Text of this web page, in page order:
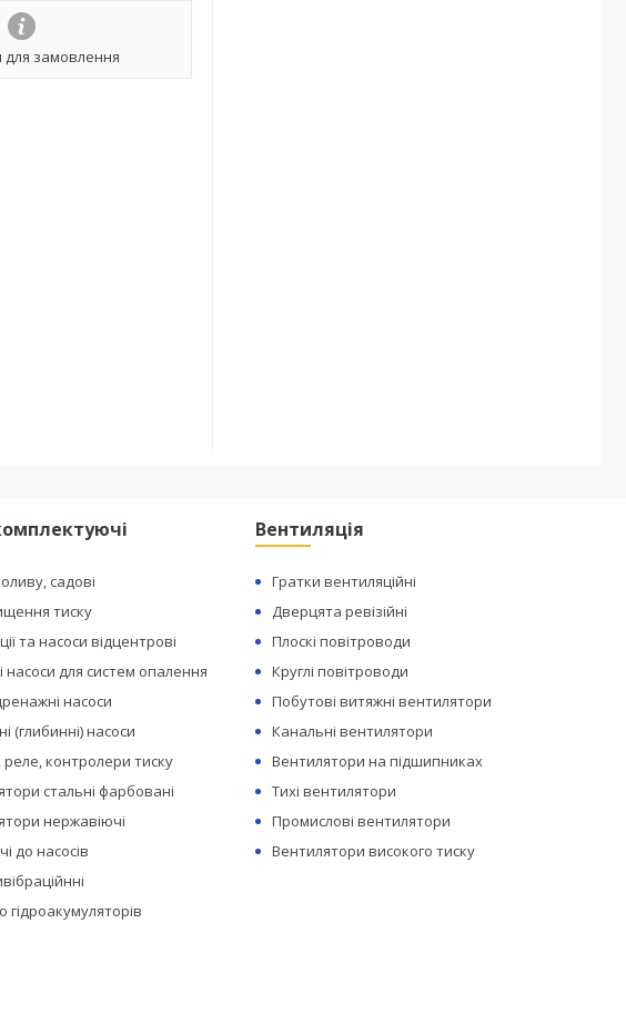
для замовлення
садові
тиску
та насоси відцентрові
насоси для систем опалення
насоси
(глибинні) насоси
контролери тиску
стальні фарбовані
нержавіючі
до насосів
Вентиляція
Гратки вентиляційні
Дверцята ревізійні
Плоскі повітроводи
Круглі повітроводи
Побутові витяжні вентилятори
Канальні вентилятори
Вентилятори на підшипниках
Тихі вентилятори
Промислові вентилятори
Вентилятори високого тиску